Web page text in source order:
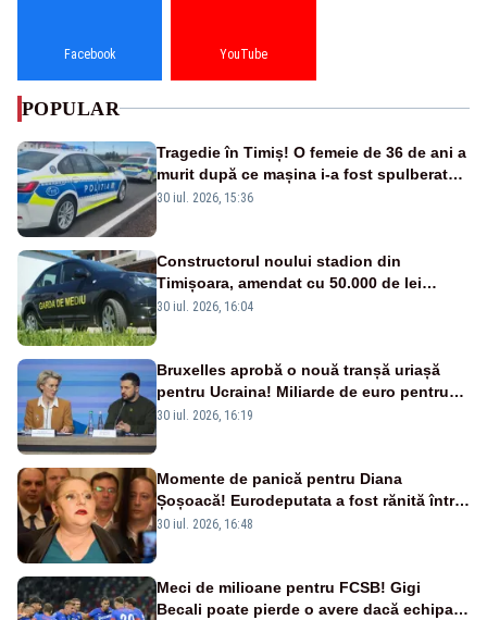
Facebook YouTube
POPULAR
Tragedie în Timiș! O femeie de 36 de ani a
murit după ce mașina i-a fost spulberată
de tren
30 iul. 2026, 15:36
Constructorul noului stadion din
Timișoara, amendat cu 50.000 de lei
pentru peste 700 de tone de deșeuri
30 iul. 2026, 16:04
Bruxelles aprobă o nouă tranșă uriașă
pentru Ucraina! Miliarde de euro pentru
armament și apărare
30 iul. 2026, 16:19
Momente de panică pentru Diana
Șoșoacă! Eurodeputata a fost rănită într-
un accident rutier
30 iul. 2026, 16:48
Meci de milioane pentru FCSB! Gigi
Becali poate pierde o avere dacă echipa